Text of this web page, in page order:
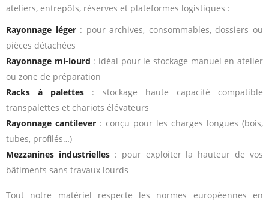
ateliers, entrepôts, réserves et plateformes logistiques :
Rayonnage léger: pour archives, consommables, dossiers ou
pièces détachées
Rayonnage mi-lourd : idéal pour le stockage manuel en atelier
ou zone de préparation
Racks à palettes : stockage haute capacité compatible
transpalettes et chariots élévateurs
Rayonnage cantilever : conçu pour les charges longues (bois,
tubes, profilés…)
Mezzanines industrielles: pour exploiter la hauteur de vos
bâtiments sans travaux lourds
Tout notre matériel respecte les normes européennes en